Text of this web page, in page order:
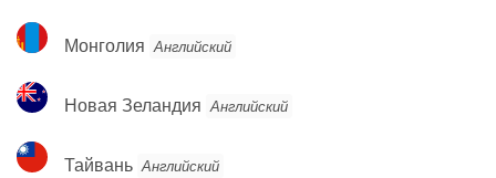
Монголия
Монголия Английский
Новая
Зеландия
Новая Зеландия Английский
Тайвань
Тайвань Английский